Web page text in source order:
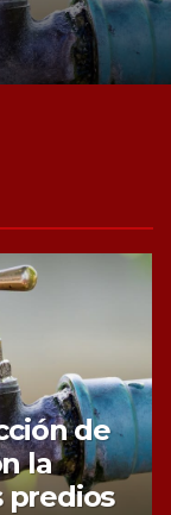
de
la
predios